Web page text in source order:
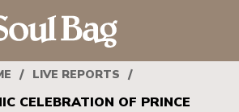
/ LIVE REPORTS /
CELEBRATION OF PRINCE